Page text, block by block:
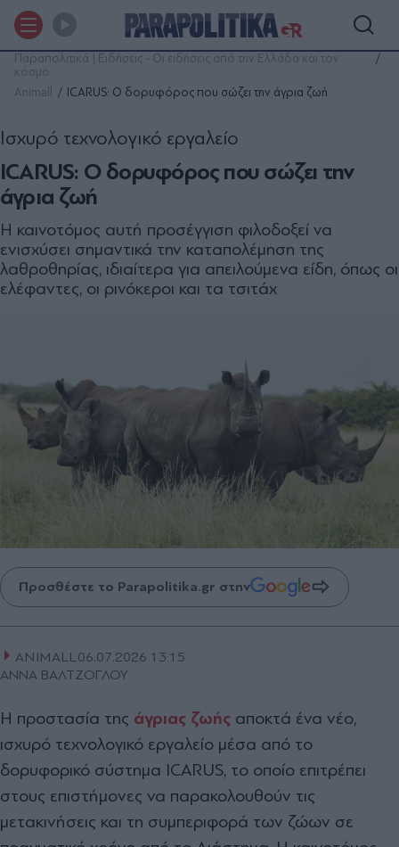
Παραπολιτικά | Ειδήσεις - Οι ειδήσεις από την Ελλάδα και τον
κόσμο
Animall
ICARUS: Ο δορυφόρος που σώζει την άγρια ζωή
ICARUS: Ο δορυφόρος που σώζει την
άγρια ζωή
Iσχυρό τεχνολογικό εργαλείο
Η καινοτόμος αυτή προσέγγιση φιλοδοξεί να
ενισχύσει σημαντικά την καταπολέμηση της
λαθροθηρίας, ιδιαίτερα για απειλούμενα είδη, όπως οι
ελέφαντες, οι ρινόκεροι και τα τσιτάχ
Προσθέστε το Parapolitika.gr στην
ANIMALL06.07.2026 13:15
ΑΝΝΑ ΒΑΛΤΖΟΓΛΟΥ
Η προστασία της άγριας ζωής αποκτά ένα νέο,
ισχυρό τεχνολογικό εργαλείο μέσα από το
δορυφορικό σύστημα ICARUS, το οποίο επιτρέπει
στους επιστήμονες να παρακολουθούν τις
μετακινήσεις και τη συμπεριφορά των ζώων σε